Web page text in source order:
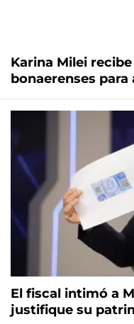
Karina Milei
bonaerenses
El fiscal intimó a
justifique su